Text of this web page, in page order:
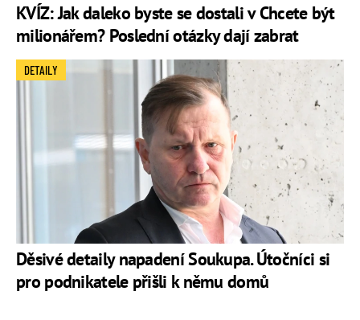
KVÍZ: Jak daleko byste se dostali v Chcete být
milionářem? Poslední otázky dají zabrat
Děsivé detaily napadení Soukupa. Útočníci si
pro podnikatele přišli k němu domů
DETAILY